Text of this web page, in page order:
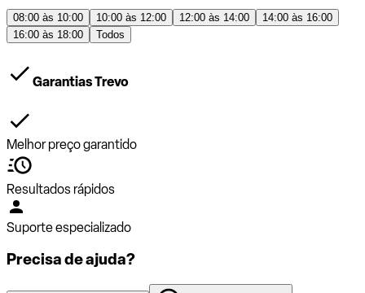
08:00 às 10:00 10:00 às 12:00 12:00 às 14:00
14:00 às 16:00
16:00 às 18:00
Todos
Garantias Trevo
Melhor preço garantido
Resultados rápidos
Suporte especializado
Precisa de ajuda?